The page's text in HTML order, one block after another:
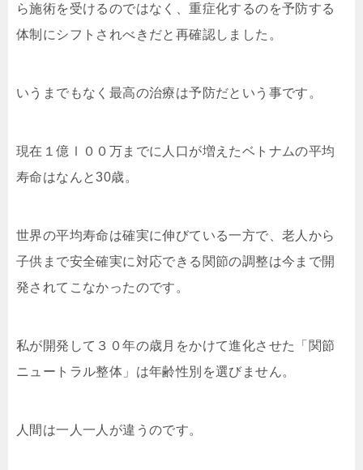
ら施術を受けるのではなく、重症化するのを予防する
体制にシフトされべきだと再確認しました。
いうまでもなく最高の治療は予防だという事です。
現在１億Ⅰ００万までに人口が増えたベトナムの平均
寿命はなんと30歳。
世界の平均寿命は確実に伸びている一方で、老人から
子供まで安全確実に対応できる関節の調整は今まで開
発されてこなかったのです。
私が開発して３０年の歳月をかけて進化させた「関節
ニュートラル整体」は年齢性別を選びません。
人間は一人一人が違うのです。